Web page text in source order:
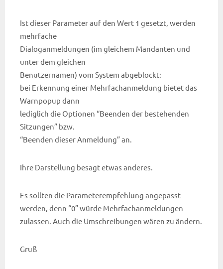
Ist dieser Parameter auf den Wert 1 gesetzt, werden
mehrfache
Dialoganmeldungen (im gleichem Mandanten und
unter dem gleichen
Benutzernamen) vom System abgeblockt:
bei Erkennung einer Mehrfachanmeldung bietet das
Warnpopup dann
lediglich die Optionen “Beenden der bestehenden
Sitzungen” bzw.
“Beenden dieser Anmeldung” an.
Ihre Darstellung besagt etwas anderes.
Es sollten die Parameterempfehlung angepasst
werden, denn “0” würde Mehrfachanmeldungen
zulassen. Auch die Umschreibungen wären zu ändern.
Gruß